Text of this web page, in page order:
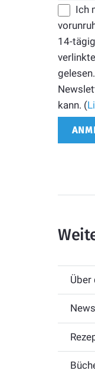
Ich
14-
kann. (
Über